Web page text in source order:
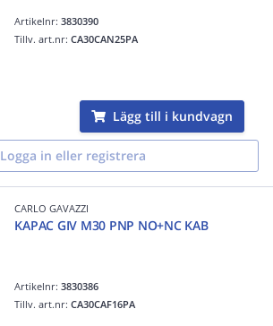
Artikelnr:3830390
Tillv. art.nr:CA30CAN25PA
Lägg till i kundvagn
Logga in eller registrera
CARLO GAVAZZI
KAPAC GIV M30 PNP NO+NC KAB
Artikelnr:3830386
Tillv. art.nr:CA30CAF16PA